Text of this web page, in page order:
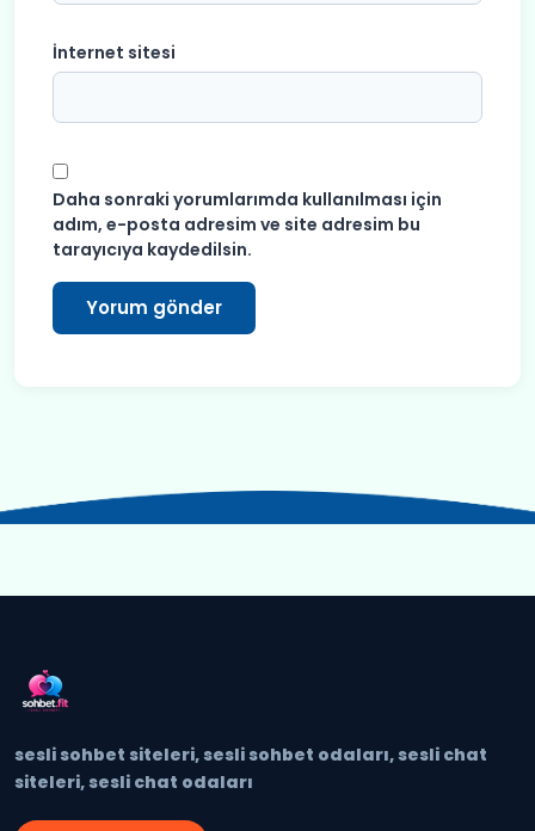
İnternet sitesi
Daha sonraki yorumlarımda kullanılması için
adım, e-posta adresim ve site adresim bu
tarayıcıya kaydedilsin.
sesli sohbet siteleri, sesli sohbet odaları, sesli chat
siteleri, sesli chat odaları